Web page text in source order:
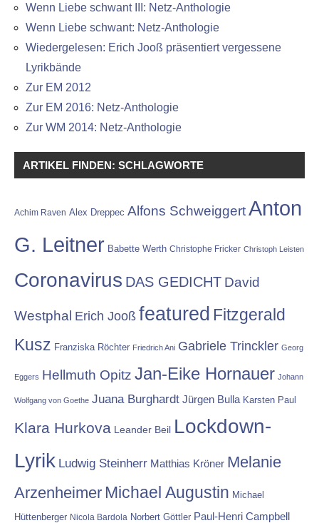
Wenn Liebe schwant III: Netz-Anthologie
Wenn Liebe schwant: Netz-Anthologie
Wiedergelesen: Erich Jooß präsentiert vergessene
Lyrikbände
Zur EM 2012
Zur EM 2016: Netz-Anthologie
Zur WM 2014: Netz-Anthologie
ARTIKEL FINDEN: SCHLAGWORTE
Achim Raven Alex Dreppec Alfons SchweiggertAnton
G. Leitner Babette Werth Christophe Fricker Christoph Leisten
Coronavirus DAS GEDICHT David
Westphal Erich Jooß featured Fitzgerald
Kusz Franziska Röchter Friedrich Ani Gabriele Trinckler Georg
Eggers Hellmuth Opitz Jan-Eike Hornauer Johann
Wolfgang von Goethe Juana Burghardt Jürgen Bulla Karsten Paul
Klara Hurkova Leander Beil Lockdown-
Lyrik Ludwig Steinherr Matthias Kröner Melanie
Arzenheimer Michael Augustin Michael
Hüttenberger Nicola Bardola Norbert Göttler Paul-Henri Campbell